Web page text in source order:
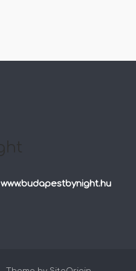
www.budapestbynight.hu